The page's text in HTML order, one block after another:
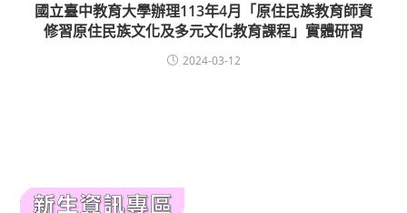
國立臺中教育大學辦理113年4月「原住民族教育師資
修習原住民族文化及多元文化教育課程」實體研習
2024-03-12